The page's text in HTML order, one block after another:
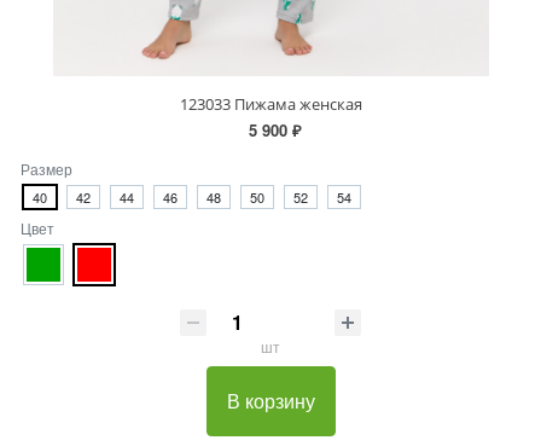
123033 Пижама женская
5 900 ₽
Размер
40 42 44 46 48 50 52 54
Цвет
шт
В корзину